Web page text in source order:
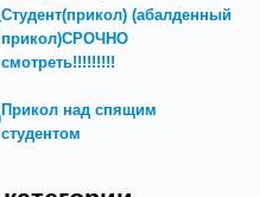
Студент(прикол) (абалденный
прикол)СРОЧНО
смотреть!!!!!!!!!
Прикол над спящим
студентом